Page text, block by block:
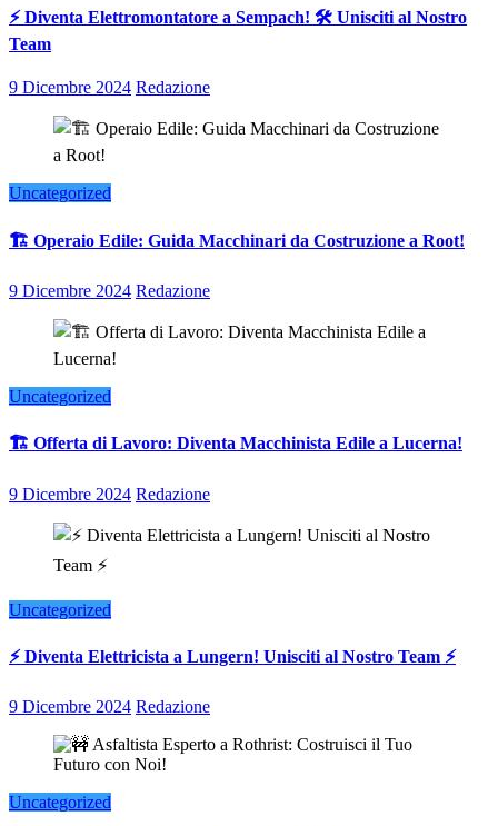
⚡ Diventa Elettromontatore a Sempach! 🛠️ Unisciti al Nostro
Team
9 Dicembre 2024 Redazione
Uncategorized
🏗️ Operaio Edile: Guida Macchinari da Costruzione a Root!
9 Dicembre 2024 Redazione
Uncategorized
🏗️ Offerta di Lavoro: Diventa Macchinista Edile a Lucerna!
9 Dicembre 2024 Redazione
Uncategorized
⚡ Diventa Elettricista a Lungern! Unisciti al Nostro Team ⚡
9 Dicembre 2024 Redazione
Uncategorized